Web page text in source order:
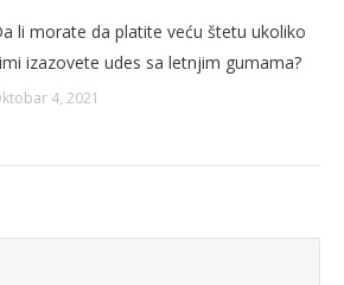
li morate da platite veću štetu ukoliko
izazovete udes sa letnjim gumama?
4, 2021